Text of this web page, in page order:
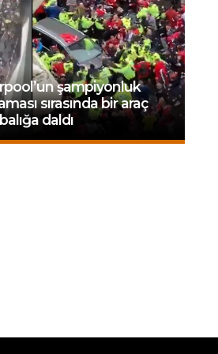
şampiyonluk
sırasında bir araç
daldı